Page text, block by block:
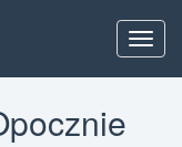
Menu